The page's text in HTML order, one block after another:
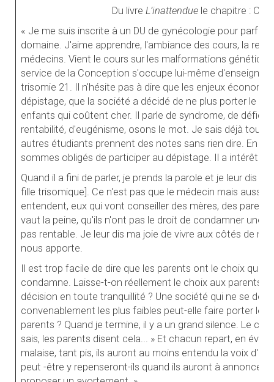
Du livre L’inattendue le chapitre :
« Je me suis inscrite à un DU de gynécologie pour
domaine. J'aime apprendre, l'ambiance des cours, la
médecins. Vient le cours sur les malformations
service de la Conception s'occupe lui-même d'enseigner
trisomie 21. Il n'hésite pas à dire que les enjeux
dépistage, que la société a décidé de ne plus porter le
enfants qui coûtent cher. Il parle de syndrome, de
rentabilité, d'eugénisme, osons le mot. Je sais déjà tout
autres étudiants prennent des notes sans rien dire. En
sommes obligés de participer au dépistage. Il a intérêt à
Quand il a fini de parler, je prends la parole et je leur dis
fille trisomique]. Ce n'est pas que le médecin mais aussi
entendent, eux qui vont conseiller des mères, des
vaut la peine, qu'ils n'ont pas le droit de condamner une
pas rentable. Je leur dis ma joie de vivre aux côtés de
nous apporte.
Il est trop facile de dire que les parents ont le choix
condamne. Laisse-t-on réellement le choix aux parents ?
décision en toute tranquillité ? Une société qui ne se
convenablement les plus faibles peut-elle faire porter le
parents ? Quand je termine, il y a un grand silence. Le
sais, les parents disent cela... » Et chacun repart, en
malaise, tant pis, ils auront au moins entendu la voix
peut -être y repenseront-ils quand ils auront à annoncer